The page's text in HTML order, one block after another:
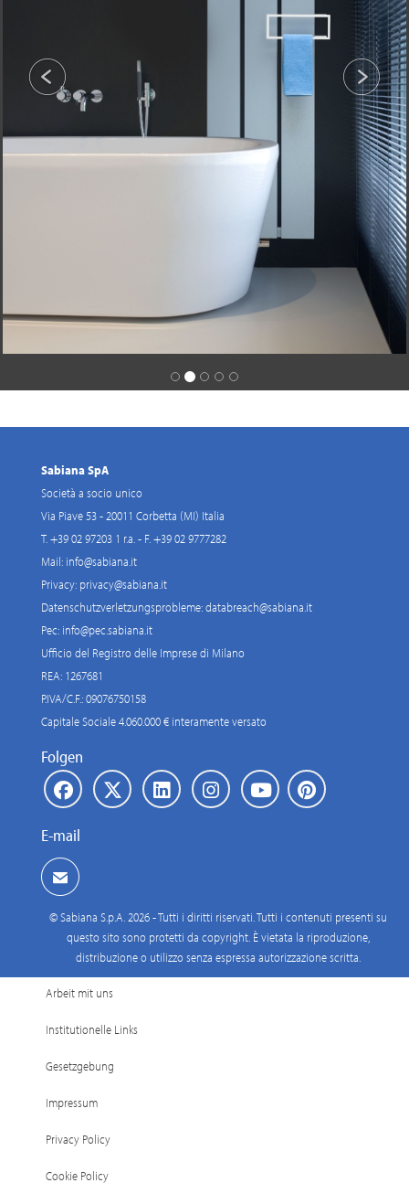
Sabiana SpA
Società a socio unico
Via Piave 53 - 20011 Corbetta (MI) Italia
T. +39 02 97203 1 r.a. - F. +39 02 9777282
Mail: info@sabiana.it
Privacy: privacy@sabiana.it
Datenschutzverletzungsprobleme:databreach@sabiana.it
Pec: info@pec.sabiana.it
Ufficio del Registro delle Imprese di Milano
REA: 1267681
P.IVA/C.F.: 09076750158
Capitale Sociale 4.060.000 € interamente versato
Folgen
E-mail
© Sabiana S.p.A. 2026 - Tutti i diritti riservati. Tutti i contenuti presenti su
questo sito sono protetti da copyright. È vietata la riproduzione,
distribuzione o utilizzo senza espressa autorizzazione scritta.
Arbeit mit uns
Institutionelle Links
Gesetzgebung
Impressum
Privacy Policy
Cookie Policy